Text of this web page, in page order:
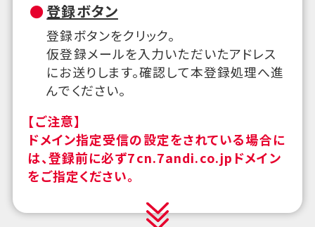
登録ボタン
登録ボタンをクリック。
仮登録メールを入力いただいたアドレス
にお送りします。確認して本登録処理へ進
んでください。
【ご注意】
ドメイン指定受信の設定をされている場合に
は、登録前に必ず7cn.7andi.co.jpドメイン
をご指定ください。